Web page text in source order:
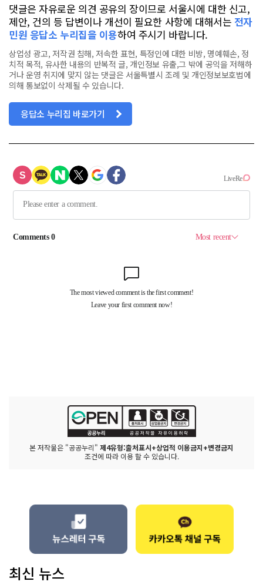
댓글은 자유로운 의견 공유의 장이므로 서울시에 대한 신고,
제안, 건의 등 답변이나 개선이 필요한 사항에 대해서는 전자
민원 응답소 누리집을 이용하여 주시기 바랍니다.
상업성 광고, 저작권 침해, 저속한 표현, 특정인에 대한 비방, 명예훼손, 정
치적 목적, 유사한 내용의 반복적 글, 개인정보 유출,그 밖에 공익을 저해하
거나 운영 취지에 맞지 않는 댓글은 서울특별시 조례 및 개인정보보호법에
의해 통보없이 삭제될 수 있습니다.
응답소 누리집 바로가기
본 저작물은 "공공누리" 제4유형:출처표시+상업적 이용금지+변경금지
조건에 따라 이용 할 수 있습니다.
최신 뉴스